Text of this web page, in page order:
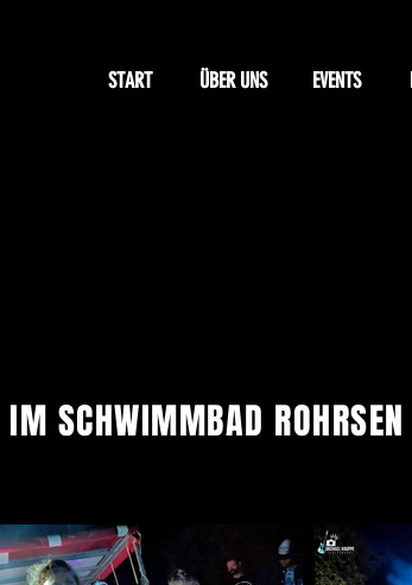
START ÜBER UNS EVENTS
IM SCHWIMMBAD